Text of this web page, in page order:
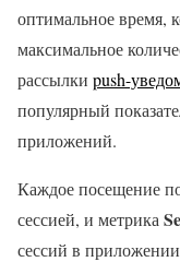
оптимальное время,
максимальное
рассылки push-
популярный
приложений.
Каждое посещение
сессией, и метрика
сессий в